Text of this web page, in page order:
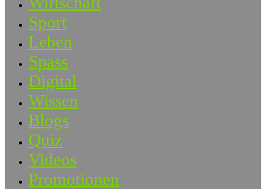
Sport
Leben
Spass
Digital
Wissen
Blogs
Quiz
Videos
Promotionen